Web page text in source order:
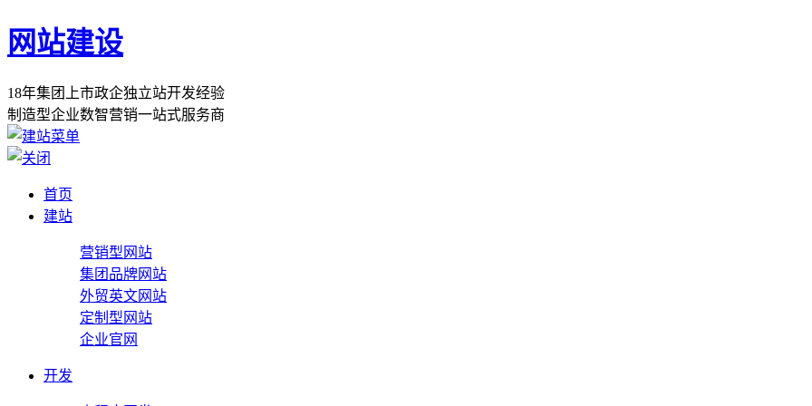
网站建设
18年集团 上市政企独立站开发经验
制 造型企业数智营销一站式服务商
首页
建站
营销型网站
集团品牌网站
外贸英文网站
定制型网站
企业官网
开发